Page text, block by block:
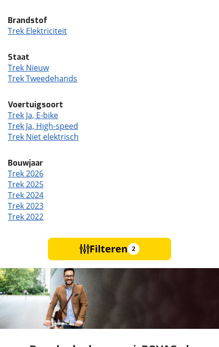
Brandstof
Trek Elektriciteit
Staat
Trek Nieuw
Trek Tweedehands
Voertuigsoort
Trek Ja, E-bike
Trek Ja, High-speed
Trek Niet elektrisch
Bouwjaar
Trek 2026
Trek 2025
Trek 2024
Trek 2023
Trek 2022
Filteren 2